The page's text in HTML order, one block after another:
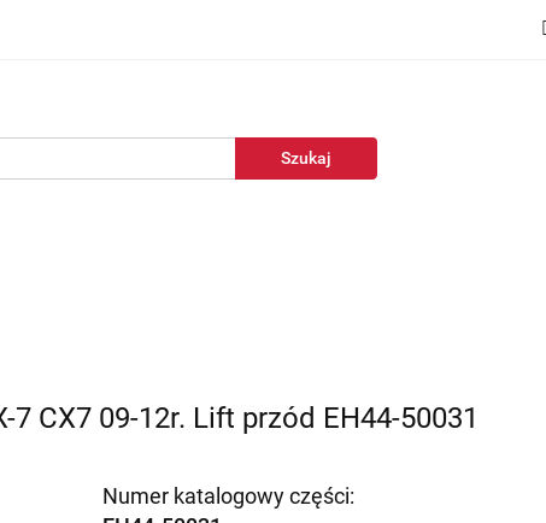
CX7 09-12r. Lift przód EH44-50031
Numer katalogowy części: